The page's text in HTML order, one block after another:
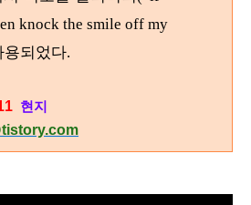
knock the smile off my
용되었다.
현지